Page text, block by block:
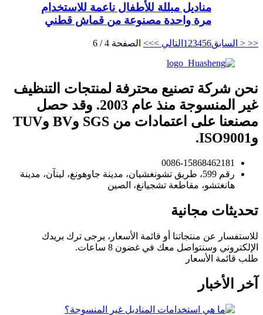
مناديل مبللة للأطفال ناعمة للاستخدام
مرة واحدة مصنوعة من قماش قطني
<< < السابق 1 23456 التالي >>> الصفحة 4 / 6
نحن شركة تصنيع محترفة لمنتجات التنظيف
غير المنسوجة منذ عام 2003. وقد حصل
مصنعنا على اعتمادات من SGS وBV وTUV
وISO9001.
0086-15868462181
رقم 599، طريق تشونغشيان، مدينة جاوهونغ، لينآن، مدينة
هانغتشو، مقاطعة تشجيانغ، الصين
تحديثات مجانية
للاستفسار عن منتجاتنا أو قائمة الأسعار، يرجى ترك بريدك
الإلكتروني وسنتواصل معك في غضون 8 ساعات.
طلب قائمة الأسعار
آخر الأخبار